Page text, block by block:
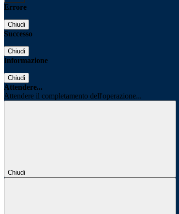
Errore
Chiudi
Successo
Chiudi
Informazione
Chiudi
Attendere...
Attendere il completamento dell'operazione...
Chiudi